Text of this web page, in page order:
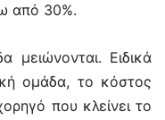
από 30%.
μειώνονται. Ειδικά
ομάδα, το κόστος
που κλείνει το